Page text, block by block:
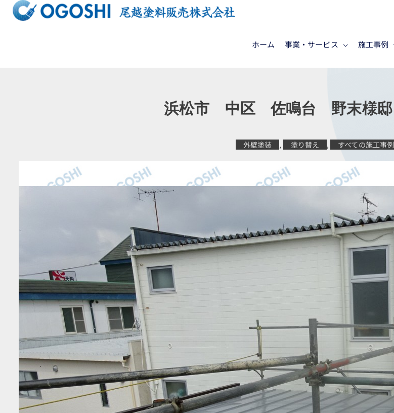
ッ
ホーム 事業・サービス 施工事例
浜松市 中区 佐鳴台 野末様邸
外壁塗装 , 塗り替え , すべての施工事例